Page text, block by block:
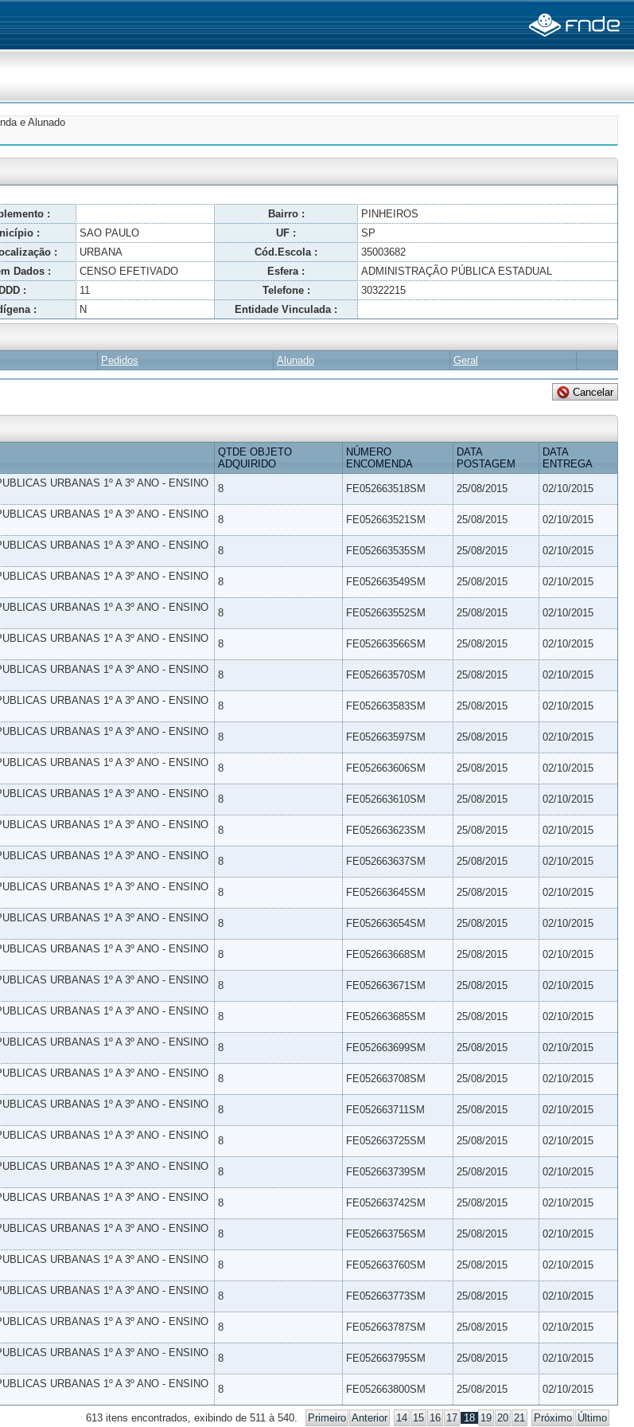
e Alunado
: Bairro :
PINHEIROS
: SAO PAULO UF :
SP
: URBANA Cód.Escola :
35003682
Dados : CENSO EFETIVADO Esfera :
ADMINISTRAÇÃO PÚBLICA ESTADUAL
DDD : 11 Telefone :
30322215
: N Entidade Vinculada :
Pedidos Alunado Geral
QTDE OBJETO
ADQUIRIDO
NÚMERO
ENCOMENDA
DATA
POSTAGEM
DATA
ENTREGA
URBANAS 1º A 3º ANO - ENSINO
8 FE052663518SM 25/08/2015 02/10/2015
URBANAS 1º A 3º ANO - ENSINO
8 FE052663521SM 25/08/2015 02/10/2015
URBANAS 1º A 3º ANO - ENSINO
8 FE052663535SM 25/08/2015 02/10/2015
URBANAS 1º A 3º ANO - ENSINO
8 FE052663549SM 25/08/2015 02/10/2015
URBANAS 1º A 3º ANO - ENSINO
8 FE052663552SM 25/08/2015 02/10/2015
URBANAS 1º A 3º ANO - ENSINO
8 FE052663566SM 25/08/2015 02/10/2015
URBANAS 1º A 3º ANO - ENSINO
8 FE052663570SM 25/08/2015 02/10/2015
URBANAS 1º A 3º ANO - ENSINO
8 FE052663583SM 25/08/2015 02/10/2015
URBANAS 1º A 3º ANO - ENSINO
8 FE052663597SM 25/08/2015 02/10/2015
URBANAS 1º A 3º ANO - ENSINO
8 FE052663606SM 25/08/2015 02/10/2015
URBANAS 1º A 3º ANO - ENSINO
8 FE052663610SM 25/08/2015 02/10/2015
URBANAS 1º A 3º ANO - ENSINO
8 FE052663623SM 25/08/2015 02/10/2015
URBANAS 1º A 3º ANO - ENSINO
8 FE052663637SM 25/08/2015 02/10/2015
URBANAS 1º A 3º ANO - ENSINO
8 FE052663645SM 25/08/2015 02/10/2015
URBANAS 1º A 3º ANO - ENSINO
8 FE052663654SM 25/08/2015 02/10/2015
URBANAS 1º A 3º ANO - ENSINO
8 FE052663668SM 25/08/2015 02/10/2015
URBANAS 1º A 3º ANO - ENSINO
8 FE052663671SM 25/08/2015 02/10/2015
URBANAS 1º A 3º ANO - ENSINO
8 FE052663685SM 25/08/2015 02/10/2015
URBANAS 1º A 3º ANO - ENSINO
8 FE052663699SM 25/08/2015 02/10/2015
URBANAS 1º A 3º ANO - ENSINO
8 FE052663708SM 25/08/2015 02/10/2015
URBANAS 1º A 3º ANO - ENSINO
8 FE052663711SM 25/08/2015 02/10/2015
URBANAS 1º A 3º ANO - ENSINO
8 FE052663725SM 25/08/2015 02/10/2015
URBANAS 1º A 3º ANO - ENSINO
8 FE052663739SM 25/08/2015 02/10/2015
URBANAS 1º A 3º ANO - ENSINO
8 FE052663742SM 25/08/2015 02/10/2015
URBANAS 1º A 3º ANO - ENSINO
8 FE052663756SM 25/08/2015 02/10/2015
URBANAS 1º A 3º ANO - ENSINO
8 FE052663760SM 25/08/2015 02/10/2015
URBANAS 1º A 3º ANO - ENSINO
8 FE052663773SM 25/08/2015 02/10/2015
URBANAS 1º A 3º ANO - ENSINO
8 FE052663787SM 25/08/2015 02/10/2015
URBANAS 1º A 3º ANO - ENSINO
8 FE052663795SM 25/08/2015 02/10/2015
URBANAS 1º A 3º ANO - ENSINO
8 FE052663800SM 25/08/2015 02/10/2015
613 itens encontrados, exibindo de 511 à 540. Primeiro Anterior 14 15 16 17 18 19 20 21 Próximo Último